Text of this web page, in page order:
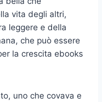
vita degli altri,
leggere e della
che può essere
la crescita ebooks
uno che covava e